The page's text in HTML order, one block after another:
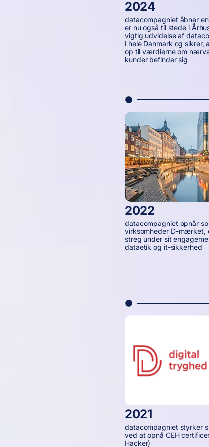
2024
datacompagniet åbner
er nu også til stede i
vigtig udvidelse af
i hele Danmark og sikrer,
op til værdierne om
kunder befinder sig
2022
datacompagniet opnår
virksomheder D-mærket,
streg under sit
dataetik og it-sikkerhed
2021
datacompagniet styrker
ved at opnå CEH
Hacker)